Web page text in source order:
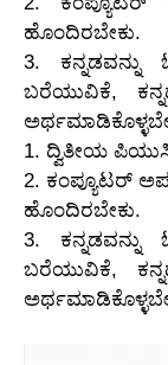
ಹೊಂದಿರಬೇಕು.
3. ಕನ್ನಡವನ್ನು
ಬರೆಯುವಿಕೆ,
1. ದ್ವಿತೀಯ
2. ಕಂಪ್ಯೂಟರ್
ಹೊಂದಿರಬೇಕು.
3. ಕನ್ನಡವನ್ನು
ಬರೆಯುವಿಕೆ,